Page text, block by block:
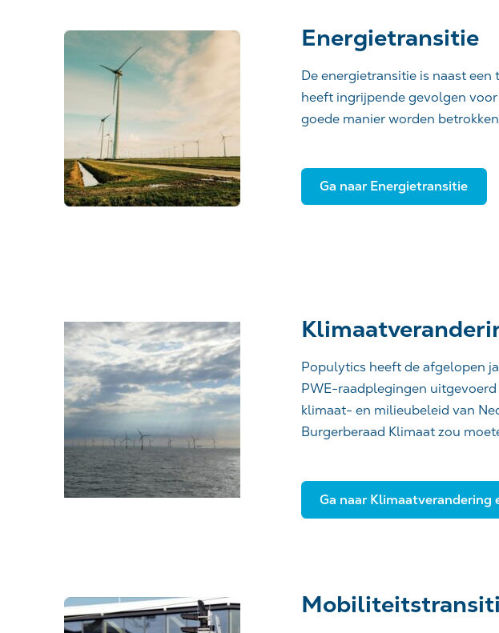
Energietransitie
De energietransitie is naast
heeft ingrijpende gevolgen
goede manier worden
Ga naar Energietransitie
Populytics heeft de afgelopen
PWE-raadplegingen
klimaat- en milieubeleid van
Burgerberaad Klimaat zou
Ga naar Klimaatverandering